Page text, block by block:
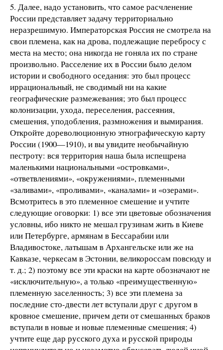
5. Далее, надо установить, что самое расчленение
России представляет задачу территориально
неразрешимую. Императорская Россия не смотрела на
свои племена, как на дрова, подлежащие перебросу с
места на место; она никогда не гоняла их по стране
произвольно. Расселение их в России было делом
истории и свободного оседания: это был процесс
иррациональный, не сводимый ни на какие
географические размежевания; это был процесс
колонизации, ухода, переселения, рассеяния,
смешения, уподобления, размножения и вымирания.
Откройте дореволюционную этнографическую карту
России (1900—1910), и вы увидите необычайную
пестроту: вся территория наша была испещрена
маленькими национальными «островками»,
«ответвлениями», «окружениями», племенными
«заливами», «проливами», «каналами» и «озерами».
Всмотритесь в это племенное смешение и учтите
следующие оговорки: 1) все эти цветовые обозначения
условны, ибо никто не мешал грузинам жить в Киеве
или Петербурге, армянам в Бессарабии или
Владивостоке, латышам в Архангельске или же на
Кавказе, черкесам в Эстонии, великороссам повсюду и
т. д.; 2) поэтому все эти краски на карте обозначают не
«исключительную», а только «преимущественную»
племенную заселенность; 3) все эти племена за
последние сто-двести лет вступали друг с другом в
кровное смешение, причем дети от смешанных браков
вступали в новые и новые племенные смешения; 4)
учтите еще дар русского духа и русской природы